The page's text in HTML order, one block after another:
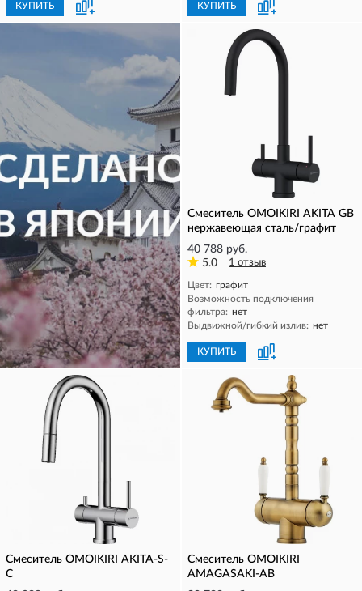
КУПИТЬ КУПИТЬ
КУПИТЬ
Смеситель OMOIKIRI AKITA GB
нержавеющая сталь/графит
40 788 руб.
5.0
1 отзыв
Цвет: графит
Возможность подключения
фильтра: нет
Выдвижной/гибкий излив: нет
КУПИТЬ
Смеситель OMOIKIRI AKITA-S-
C
Смеситель OMOIKIRI
AMAGASAKI-AB